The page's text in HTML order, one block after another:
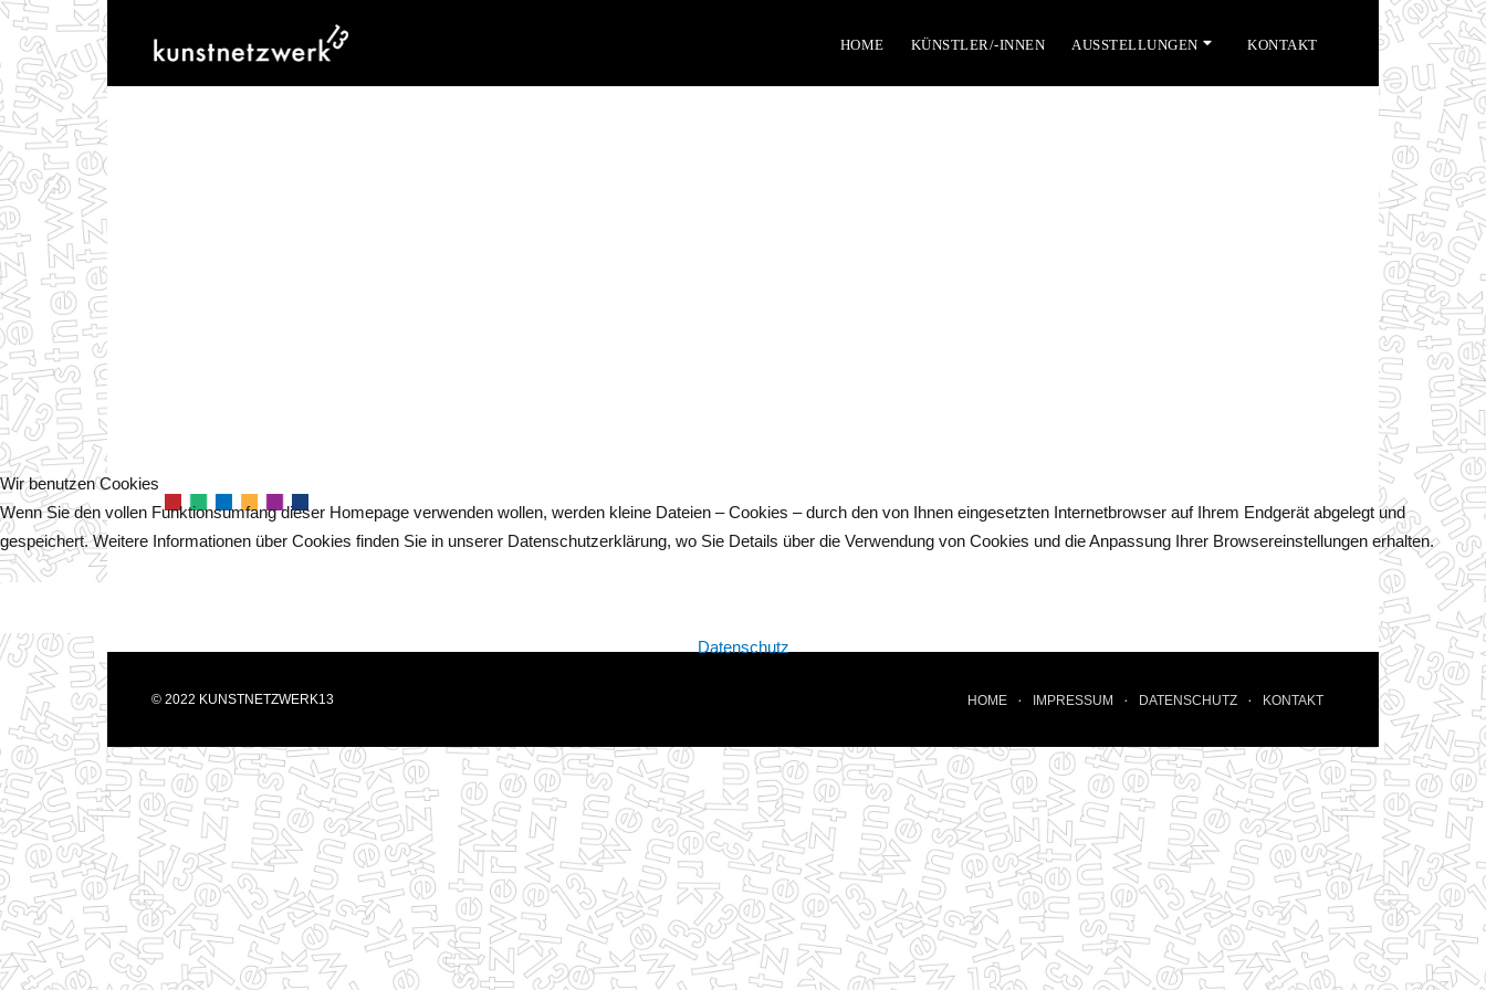
HOME KÜNSTLER/-INNEN AUSSTELLUNGEN KONTAKT
© 2022 KUNSTNETZWERK13 HOME IMPRESSUM DATENSCHUTZ KONTAKT
Wir benutzen Cookies
Wenn Sie den vollen Funktionsumfang dieser Homepage verwenden wollen, werden kleine Dateien – Cookies – durch den von Ihnen eingesetzten Internetbrowser auf Ihrem Endgerät abgelegt und
gespeichert. Weitere Informationen über Cookies finden Sie in unserer Datenschutzerklärung, wo Sie Details über die Verwendung von Cookies und die Anpassung Ihrer Browsereinstellungen erhalten.
Datenschutz